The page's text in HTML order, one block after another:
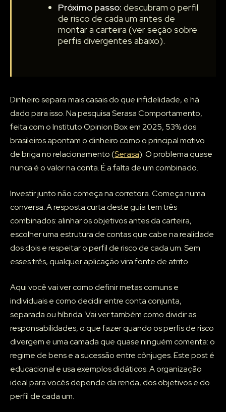
Próximo passo: descubram o perfil
de risco de cada um antes de
montar a carteira (ver seção sobre
perfis divergentes abaixo).
Dinheiro separa mais casais do que infidelidade, e há
dado para isso. Na pesquisa Serasa Comportamento,
feita com o Instituto Opinion Box em 2025, 53% dos
brasileiros apontam o dinheiro como o principal motivo
de briga no relacionamento (Serasa). O problema quase
nunca é o valor na conta. É a falta de um combinado.
Investir junto não começa na corretora. Começa numa
conversa. A resposta curta deste guia tem três
combinados: alinhar os objetivos antes da carteira,
escolher uma estrutura de contas que cabe na realidade
dos dois e respeitar o perfil de risco de cada um. Sem
esses três, qualquer aplicação vira fonte de atrito.
Aqui você vai ver como definir metas comuns e
individuais e como decidir entre conta conjunta,
separada ou híbrida. Vai ver também como dividir as
responsabilidades, o que fazer quando os perfis de risco
divergem e uma camada que quase ninguém comenta: o
regime de bens e a sucessão entre cônjuges. Este post é
educacional e usa exemplos didáticos. A organização
ideal para vocês depende da renda, dos objetivos e do
perfil de cada um.